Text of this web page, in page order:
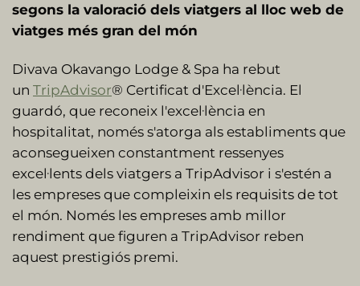
segons la valoració dels viatgers al lloc web de
viatges més gran del món
Divava Okavango Lodge & Spa ha rebut
un TripAdvisor® Certificat d'Excel·lència. El
guardó, que reconeix l'excel·lència en
hospitalitat, només s'atorga als establiments que
aconsegueixen constantment ressenyes
excel·lents dels viatgers a TripAdvisor i s'estén a
les empreses que compleixin els requisits de tot
el món. Només les empreses amb millor
rendiment que figuren a TripAdvisor reben
aquest prestigiós premi.